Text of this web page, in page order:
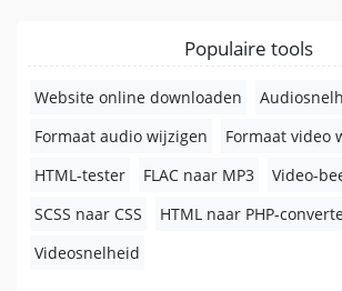
Populaire tools
Website online downloaden
Formaat audio wijzigen
Formaat video
HTML-tester
FLAC naar MP3
Video-
SCSS naar CSS
HTML naar PHP-
Videosnelheid